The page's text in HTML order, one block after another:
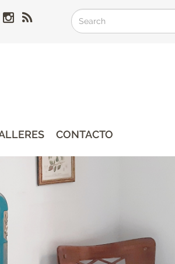
Search
Search
CONTACTO